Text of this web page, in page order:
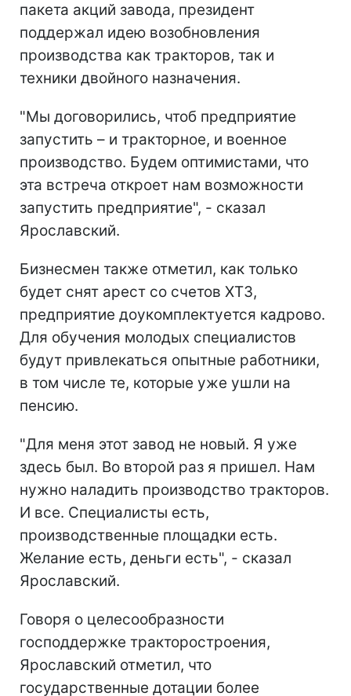
пакета акций завода, президент
поддержал идею возобновления
производства как тракторов, так и
техники двойного назначения.
"Мы договорились, чтоб предприятие
запустить – и тракторное, и военное
производство. Будем оптимистами, что
эта встреча откроет нам возможности
запустить предприятие", - сказал
Ярославский.
Бизнесмен также отметил, как только
будет снят арест со счетов ХТЗ,
предприятие доукомплектуется кадрово.
Для обучения молодых специалистов
будут привлекаться опытные работники,
в том числе те, которые уже ушли на
пенсию.
"Для меня этот завод не новый. Я уже
здесь был. Во второй раз я пришел. Нам
нужно наладить производство тракторов.
И все. Специалисты есть,
производственные площадки есть.
Желание есть, деньги есть", - сказал
Ярославский.
Говоря о целесообразности
господдержке тракторостроения,
Ярославский отметил, что
государственные дотации более